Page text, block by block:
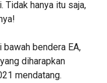
Tidak hanya itu saja,
bendera EA,
diharapkan
mendatang.